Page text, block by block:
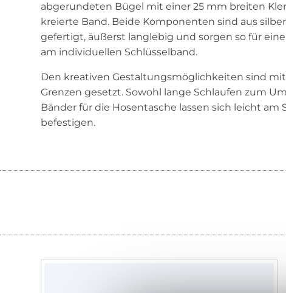
abgerundeten Bügel mit einer 25 mm breiten
kreierte Band. Beide Komponenten sind aus
gefertigt, äußerst langlebig und sorgen so für
am individuellen Schlüsselband.
Den kreativen Gestaltungsmöglichkeiten sind
Grenzen gesetzt. Sowohl lange Schlaufen zum
Bänder für die Hosentasche lassen sich leicht am
befestigen.